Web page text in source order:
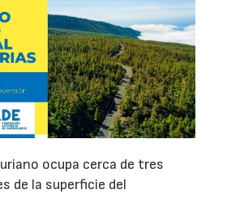
ocupa cerca de tres
de la superficie del